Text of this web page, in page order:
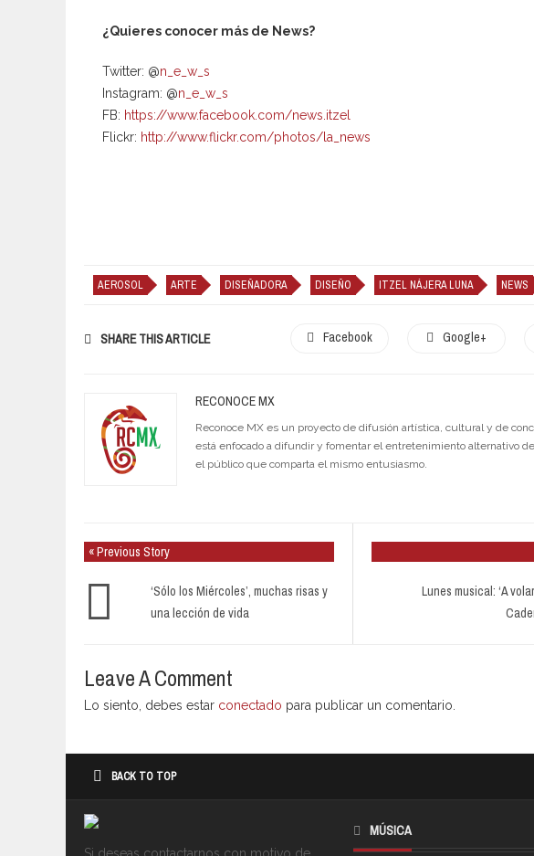
¿Quieres conocer más de News?
Twitter: @n_e_w_s
Instagram: @n_e_w_s
FB: https://www.facebook.com/news.itzel
Flickr: http://www.flickr.com/photos/la_news
AEROSOL ARTE DISEÑADORA DISEÑO ITZEL NÁJERA LUNA NEWS
SHARE THIS ARTICLE Facebook Google+
RECONOCE MX
Reconoce MX es un proyecto de difusión artística, cultural y de
está enfocado a difundir y fomentar el entretenimiento alternativo
el público que comparta el mismo entusiasmo.
« Previous Story
‘Sólo los Miércoles’, muchas risas y
una lección de vida
Lunes musical: ‘A
Leave A Comment
Lo siento, debes estar conectado para publicar un comentario.
BACK TO TOP
MÚSICA